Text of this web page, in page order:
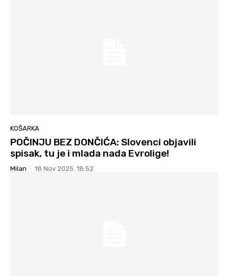
KOŠARKA
POČINJU BEZ DONČIĆA: Slovenci objavili
spisak, tu je i mlada nada Evrolige!
Milan - 18 Nov 2025. 18:52